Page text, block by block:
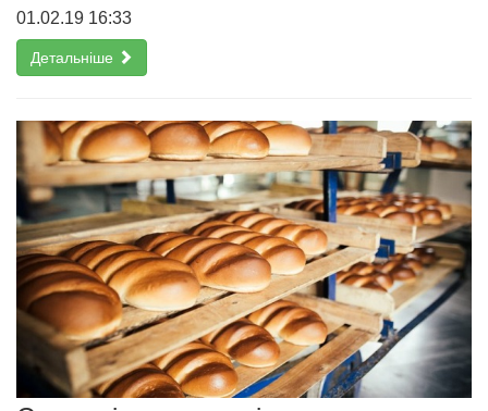
01.02.19 16:33
Детальніше